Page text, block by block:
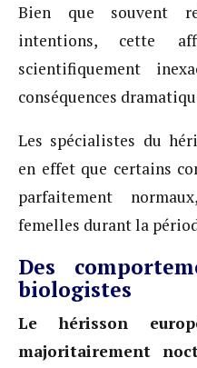
Bien que souvent
intentions, cette
scientifiquement
conséquences
Les spécialistes du
en effet que certains
parfaitement
femelles durant la
Des
biologistes
Le hérisson
majoritairement